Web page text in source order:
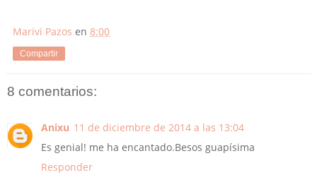
Marivi Pazos en 8:00
Compartir
8 comentarios:
Anixu 11 de diciembre de 2014 a las 13:04
Es genial! me ha encantado.Besos guapísima
Responder